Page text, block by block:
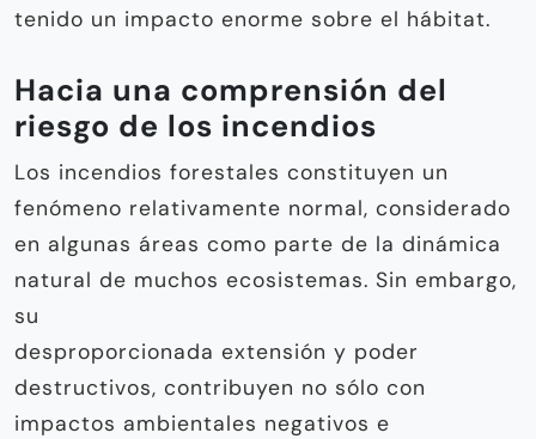
tenido un impacto enorme sobre el hábitat.
Hacia una comprensión del
riesgo de los incendios
Los incendios forestales constituyen un
fenómeno relativamente normal, considerado
en algunas áreas como parte de la dinámica
natural de muchos ecosistemas. Sin embargo,
su
desproporcionada extensión y poder
destructivos, contribuyen no sólo con
impactos ambientales negativos e